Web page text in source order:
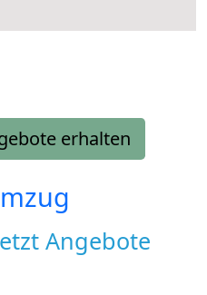
erhalten
Angebote